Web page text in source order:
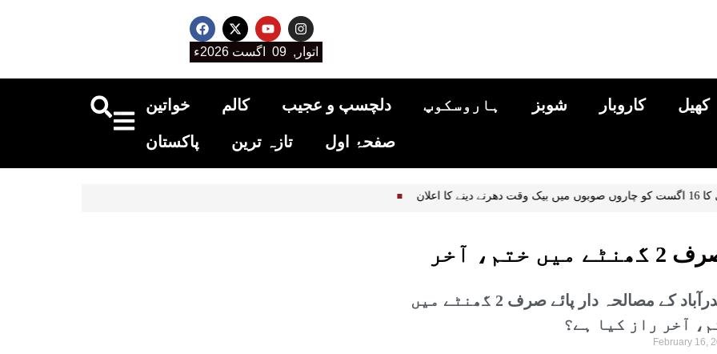
اتوار, 09 اگست 2026ء
خواتین کالم دلچسپ و عجیب ہاروسکوپ شوبز کاروبار کھیل
پاکستان تازہ ترین صفحۂ اول
صوبوں میں بیک وقت دھرنے دینے کا اعلان
حیدرآباد کے مصالحہ دار پائے صرف 2 گھنٹے میں ختم، آخر
حیدرآباد کے مصالحہ دار پائے صرف 2 گھنٹے میں
آخر راز کیا ہے؟
February 16,